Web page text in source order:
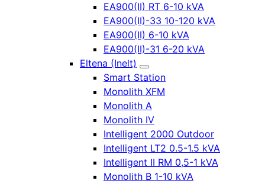
EA900(II) RT 6-10 kVA
EA900(II)-33 10-120 kVA
EA900(II) 6-10 kVA
EA900(II)-31 6-20 kVA
Eltena (Inelt)
Smart Station
Monolith XFM
Monolith A
Monolith IV
Intelligent 2000 Outdoor
Intelligent LT2 0.5-1.5 kVA
Intelligent II RM 0,5-1 kVA
Monolith B 1-10 kVA